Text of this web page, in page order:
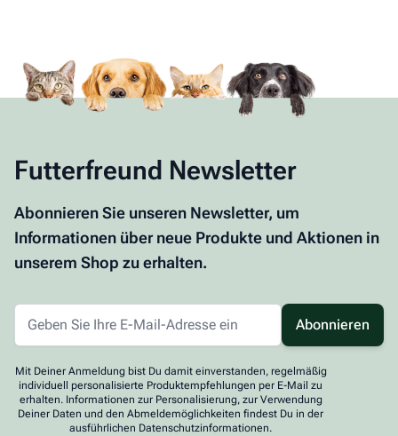
Futterfreund Newsletter
Abonnieren Sie unseren Newsletter, um
Informationen über neue Produkte und Aktionen in
unserem Shop zu erhalten.
Abonnieren
Mit Deiner Anmeldung bist Du damit einverstanden, regelmäßig
individuell personalisierte Produktempfehlungen per E-Mail zu
erhalten. Informationen zur Personalisierung, zur Verwendung
Deiner Daten und den Abmeldemöglichkeiten findest Du in der
ausführlichen Datenschutzinformationen.